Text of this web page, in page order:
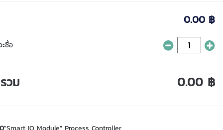
0.00 ฿
ซื้อ
วม 0.00 ฿